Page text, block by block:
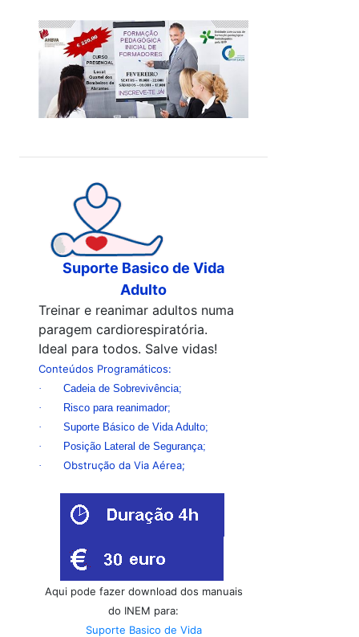
Suporte Basico de Vida
Adulto
Treinar e reanimar adultos numa
paragem cardiorespiratória.
Ideal para todos. Salve vidas!
Conteúdos Programáticos:
·
Cadeia de Sobrevivência;
·
Risco para reanimador;
·
Suporte Básico de Vida Adulto;
·
Posição Lateral de Segurança;
·
Obstrução da Via Aérea;
Aqui pode fazer download dos manuais
do INEM para:
Suporte Basico de Vida